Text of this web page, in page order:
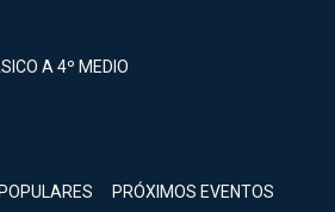
A 4º MEDIO
PRÓXIMOS EVENTOS
Inicia sesión.